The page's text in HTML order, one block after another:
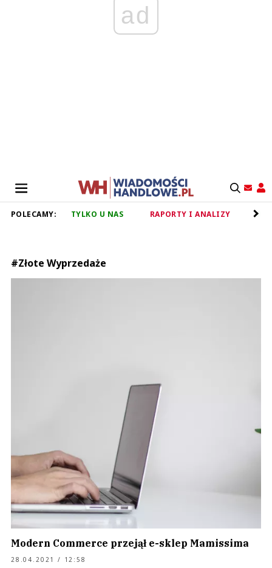
ad
POLECAMY: TYLKO U NAS RAPORTY I ANALIZY
#Złote Wyprzedaże
Modern Commerce przejął e-sklep Mamissima
28.04.2021 / 12:58